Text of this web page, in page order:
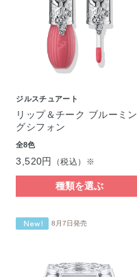
ジルスチュアート
リップ＆チーク ブルーミン
グシフォン
全8色
3,520円 （税込）※
種類を選ぶ
8月7日発売